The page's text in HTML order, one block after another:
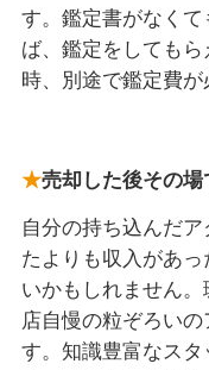
す。鑑定書がなく
ば、鑑定をしても
時、別途で鑑定費が
売却した後その
自分の持ち込んだ
たよりも収入があ
いかもしれません
店自慢の粒ぞろい
す。知識豊富なス